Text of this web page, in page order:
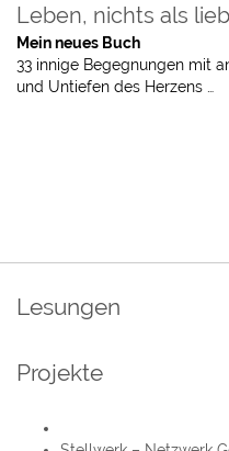
Leben, nichts als
Mein neues Buch
33 innige Begegnungen mit
und Untiefen des Herzens …
Lesungen
Projekte